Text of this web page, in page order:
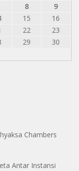
8
9
15
16
22
23
29
30
Chambers
Antar Instansi